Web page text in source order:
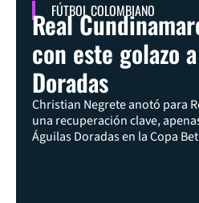
FÚTBOL COLOMBIANO
Real
con este golazo
Doradas
Christian Negrete anotó para
una recuperación clave,
Águilas Doradas en la Copa